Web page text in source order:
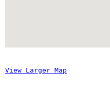
View Larger Map